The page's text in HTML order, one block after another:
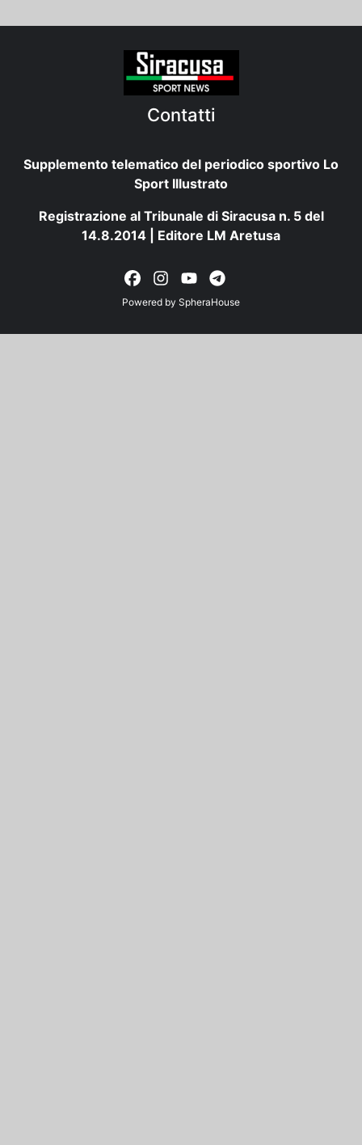
Contatti
Supplemento telematico del periodico sportivo Lo
Sport Illustrato
Registrazione al Tribunale di Siracusa n. 5 del
14.8.2014 | Editore LM Aretusa
Powered by SpheraHouse